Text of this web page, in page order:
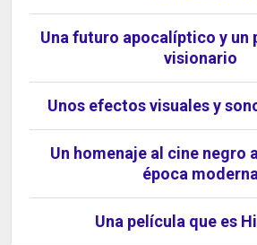
Una futuro apocalíptico y un
visionario
Unos efectos visuales y
Un homenaje al cine negro
época moderna
Una película que es